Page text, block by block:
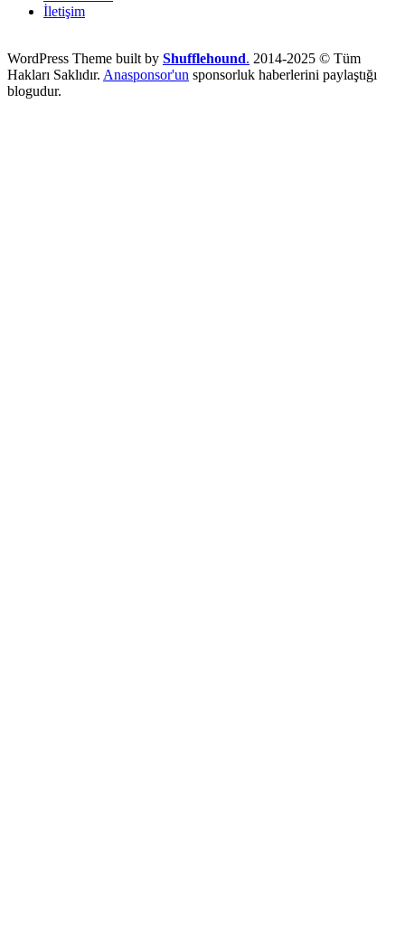
İletişim
WordPress Theme built by Shufflehound. 2014-2025 © Tüm
Hakları Saklıdır. Anasponsor'un sponsorluk haberlerini paylaştığı
blogudur.